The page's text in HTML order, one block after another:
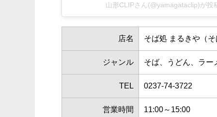
山形CLIPさん(@yamagataclip)が投
店名 そば処 まるきや（
ジャンル そば、うどん、ラー
TEL 0237-74-3722
営業時間 11:00～15:00